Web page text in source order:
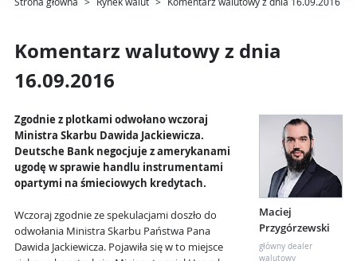
Komentarz walutowy z dnia
16.09.2016
Maciej
Przygórzewski
główny dealer
walutowy
Zgodnie z plotkami odwołano wczoraj
Ministra Skarbu Dawida Jackiewicza.
Deutsche Bank negocjuje z amerykanami
ugodę w sprawie handlu instrumentami
opartymi na śmieciowych kredytach.
Wczoraj zgodnie ze spekulacjami doszło do
odwołania Ministra Skarbu Państwa Pana
Dawida Jackiewicza. Pojawiła się w to miejsce